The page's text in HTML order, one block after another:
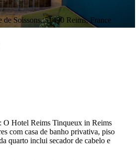
de Soissons, 51430 Reims, France
O Hotel Reims Tinqueux in Reims
com casa de banho privativa, piso
quarto inclui secador de cabelo e